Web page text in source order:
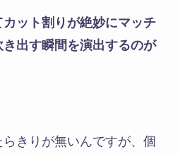
ット割りが絶妙にマッチ
出す瞬間を演出するのが
きりが無いんですが、個